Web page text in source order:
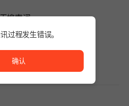
搜索词。
的字数或变更筛选条件。
过程发生错误。
确认